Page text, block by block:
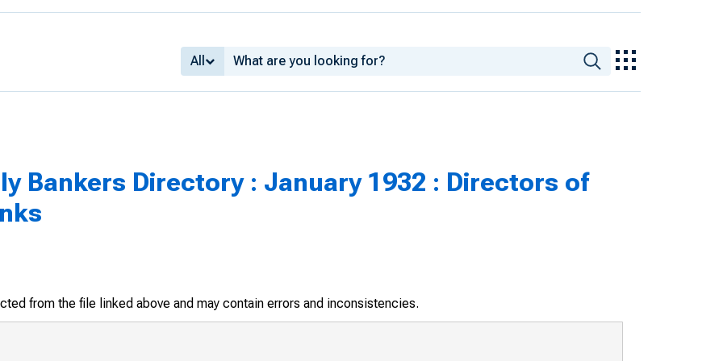
All
Bankers Directory : January 1932 : Directors of
from the file linked above and may contain errors and inconsistencies.